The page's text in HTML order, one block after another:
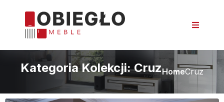
Kategoria Kolekcji:CruzHomeCruz